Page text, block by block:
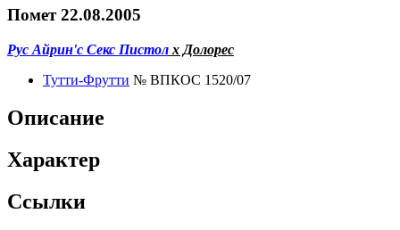
Помет 22.08.2005
Рус Айрин'с Секс Пистол х Долорес
Тутти-Фрутти № ВПКОС 1520/07
Описание
Характер
Ссылки